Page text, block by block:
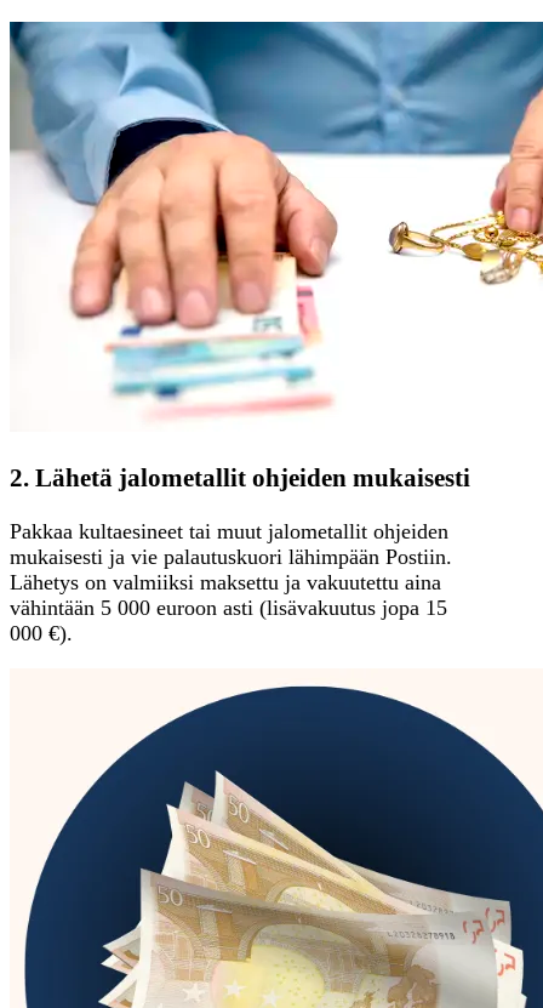
2. Lähetä jalometallit ohjeiden mukaisesti
Pakkaa kultaesineet tai muut jalometallit ohjeiden
mukaisesti ja vie palautuskuori lähimpään Postiin.
Lähetys on valmiiksi maksettu ja vakuutettu aina
vähintään 5 000 euroon asti (lisävakuutus jopa 15
000 €).